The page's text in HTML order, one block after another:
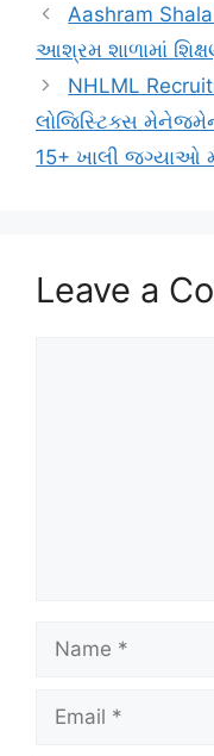
Aashram
આશ્રમ શાળામાં
NHLML
લોજિસ્ટિક્સ મેનેજમેન્ટ
15+ ખાલી જગ્યાઓ
Leave a